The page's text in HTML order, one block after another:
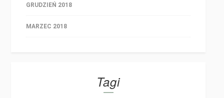
GRUDZIEŃ 2018
MARZEC 2018
Tagi